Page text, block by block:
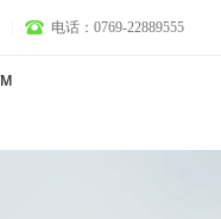
电话：0769-22889555